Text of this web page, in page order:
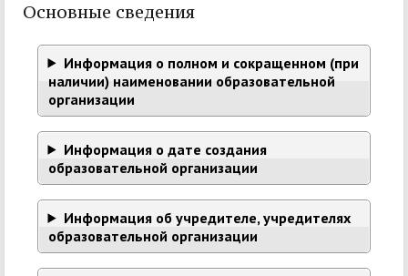
Основные сведения
Информация о полном и сокращенном (при
наличии) наименовании образовательной
организации
Информация о дате создания
образовательной организации
Информация об учредителе, учредителях
образовательной организации